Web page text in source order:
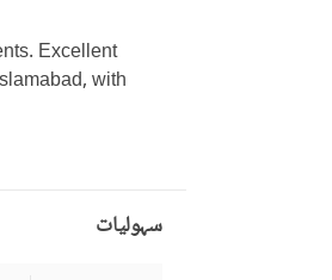
Excellent
with
سہولیات